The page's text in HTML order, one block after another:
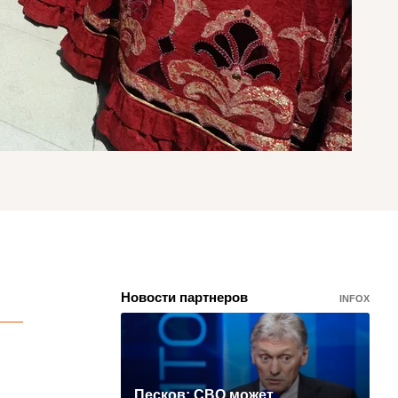
Новости партнеров INFOX
Песков: СВО может